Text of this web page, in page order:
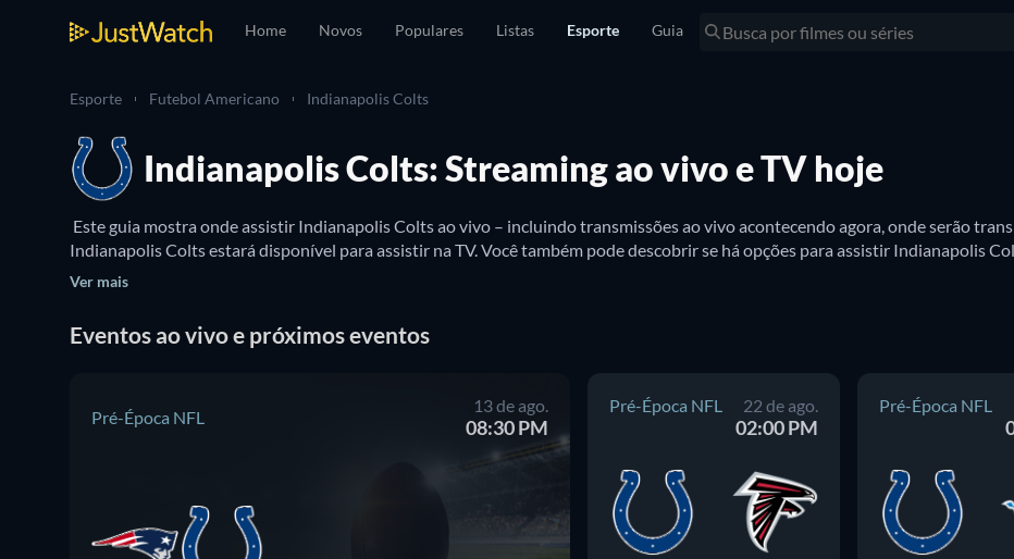
Home Novos Populares Listas Esporte Guia
Esporte Futebol Americano Indianapolis Colts
Indianapolis Colts: Streaming ao vivo e TV hoje
Este guia mostra onde assistir Indianapolis Colts ao vivo – incluindo transmissões ao vivo acontecendo agora, onde serão
Ver mais
Eventos ao vivo e próximos eventos
Pré-Época NFL
13 de ago.
08:30 PM
Pré-Época NFL 22 de ago.
02:00 PM
Pré-Época NFL